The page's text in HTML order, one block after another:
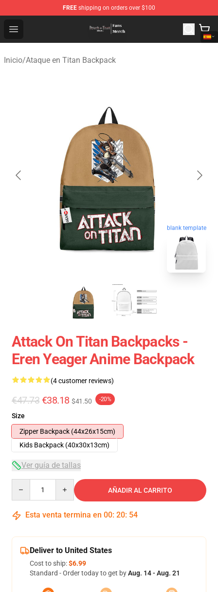
FREE shipping on orders over $100
Open menu
Attack On Titan Store - Official Attack On Titan
Inicio/Ataque en Titan Backpack
blank template
Attack On Titan Backpacks -
Eren Yeager Anime Backpack
(4 customer reviews)
€47.73 €38.18 $41.50 -20%
Size
Zipper Backpack (44x26x15cm)
Kids Backpack (40x30x13cm)
Ver guía de tallas
AÑADIR AL CARRITO
Esta venta termina en 00: 20: 54
Deliver to United States
Cost to ship:$6.99
Standard - Order today to get byAug. 14 - Aug. 21